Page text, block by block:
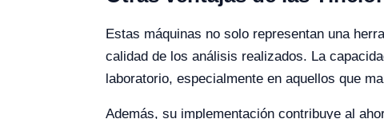
Estas máquinas no solo representan una
calidad de los análisis realizados. La
laboratorio, especialmente en aquellos que
Además, su implementación contribuye al